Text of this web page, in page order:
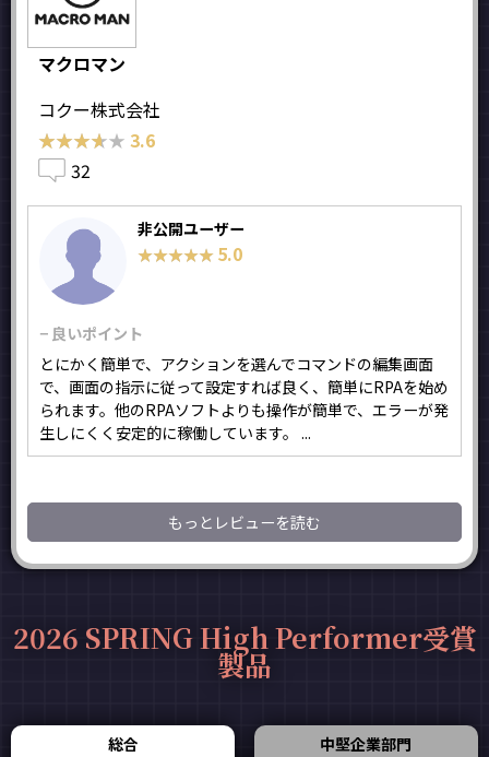
マクロマン
コクー株式会社
★★★★★
★★★★★ 3.6
32
非公開ユーザー
★★★★★
★★★★★ 5.0
− 良いポイント
とにかく簡単で、アクションを選んでコマンドの編集画面
で、画面の指示に従って設定すれば良く、簡単にRPAを始め
られます。他のRPAソフトよりも操作が簡単で、エラーが発
生しにくく安定的に稼働しています。 ...
もっとレビューを読む
2026 SPRING High Performer受賞
製品
総合 中堅企業部門